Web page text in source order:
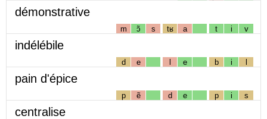
démonstrative
m ɔ̃ s tʁ a t i v
indélébile
d e l e b i l
pain d'épice
p ẽ d e p i s
centralise